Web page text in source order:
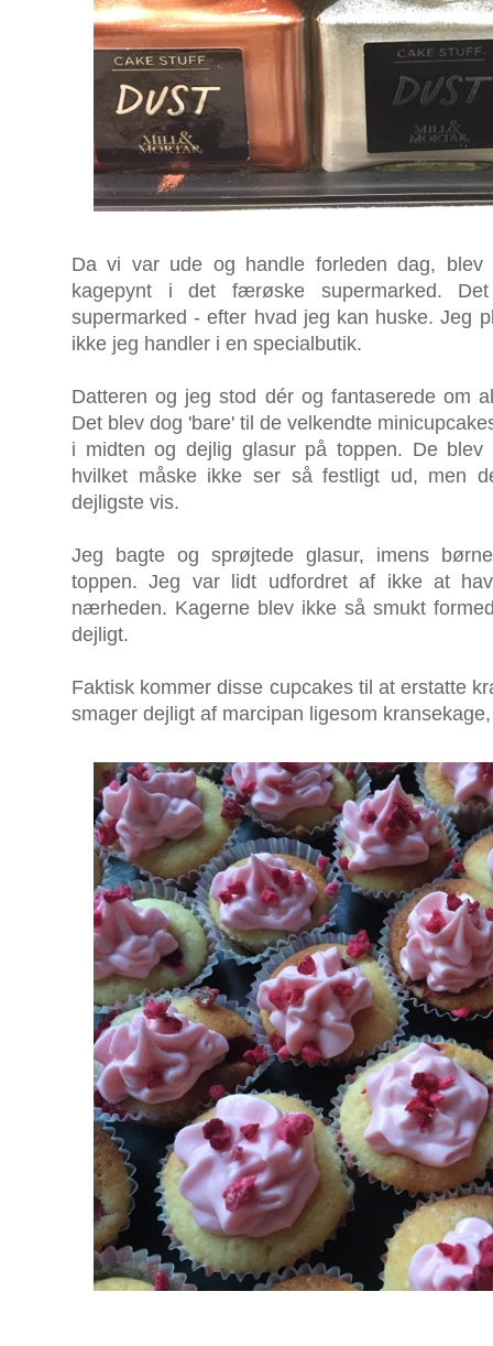
Da vi var ude og handle forleden dag,
kagepynt i det færøske supermarked.
supermarked - efter hvad jeg kan huske. Jeg
ikke jeg handler i en specialbutik.
Datteren og jeg stod dér og fantaserede om
Det blev dog 'bare' til de velkendte
i midten og dejlig glasur på toppen. De
hvilket måske ikke ser så festligt ud, men
dejligste vis.
Jeg bagte og sprøjtede glasur, imens
toppen. Jeg var lidt udfordret af ikke at
nærheden. Kagerne blev ikke så smukt
dejligt.
Faktisk kommer disse cupcakes til at erstatte
smager dejligt af marcipan ligesom